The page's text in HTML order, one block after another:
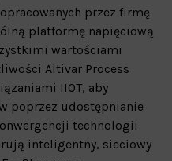
przez firmę
platformę napięciową
wartościami
Altivar Process
IIOT, aby
poprzez udostępnianie
technologii
inteligentny, sieciowy